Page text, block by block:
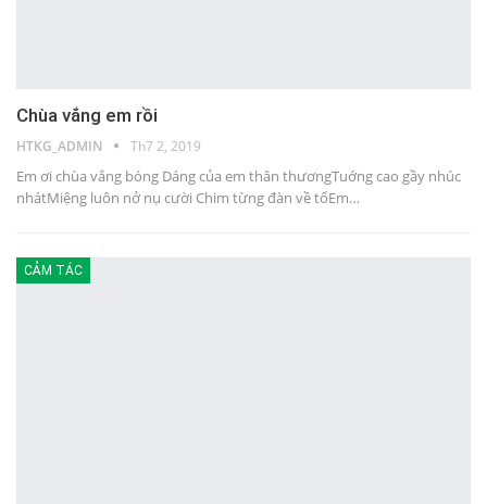
Chùa vắng em rồi
HTKG_ADMIN Th7 2, 2019
Em ơi chùa vắng bóng Dáng của em thân thươngTuớng cao gầy nhúc
nhátMiệng luôn nở nụ cười Chim từng đàn về tổEm…
CẢM TÁC